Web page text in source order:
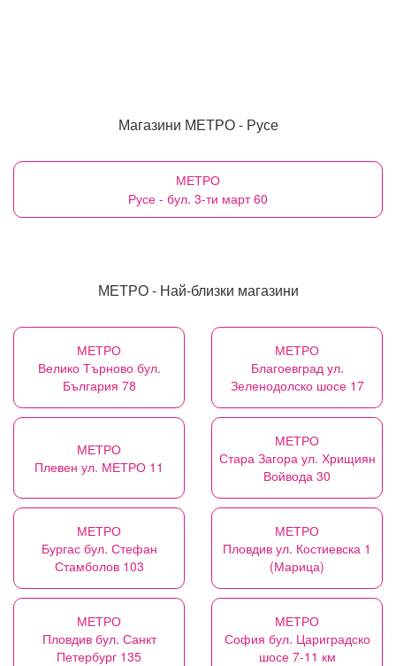
Магазини МЕТРО - Русе
МЕТРО
Русе - бул. 3-ти март 60
МЕТРО - Най-близки магазини
МЕТРО
Велико Търново бул.
България 78
МЕТРО
Благоевград ул.
Зеленодолско шосе 17
МЕТРО
Плевен ул. МЕТРО 11
МЕТРО
Стара Загора ул. Хрищиян
Войвода 30
МЕТРО
Бургас бул. Стефан
Стамболов 103
МЕТРО
Пловдив ул. Костиевска 1
(Марица)
МЕТРО
Пловдив бул. Санкт
Петербург 135
МЕТРО
София бул. Цариградско
шосе 7-11 км